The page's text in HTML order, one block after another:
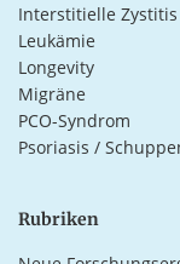
Interstitielle Zystitis
Leukämie
Longevity
Migräne
PCO-Syndrom
Psoriasis /
Rubriken